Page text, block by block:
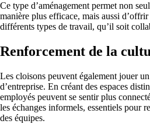
Ce type d’aménagement permet non
manière plus efficace, mais aussi
différents types de travail, qu’il soit
Renforcement de la
Les cloisons peuvent également jouer
d’entreprise. En créant des espaces
employés peuvent se sentir plus
les échanges informels, essentiels pour
des équipes.